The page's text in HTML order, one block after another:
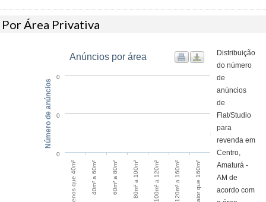
Por Área Privativa
Anúncios por área
Menos que 40m² 40m² a 60m² 60m² a 80m² 80m² a 100m² 100m² a 120m² 120m² a 160m² Maior que 160m²
0
0
0
Número de anúncios
Distribuição
do número
de
anúncios
de
Flat/Studio
para
revenda em
Centro,
Amaturá -
AM de
acordo com